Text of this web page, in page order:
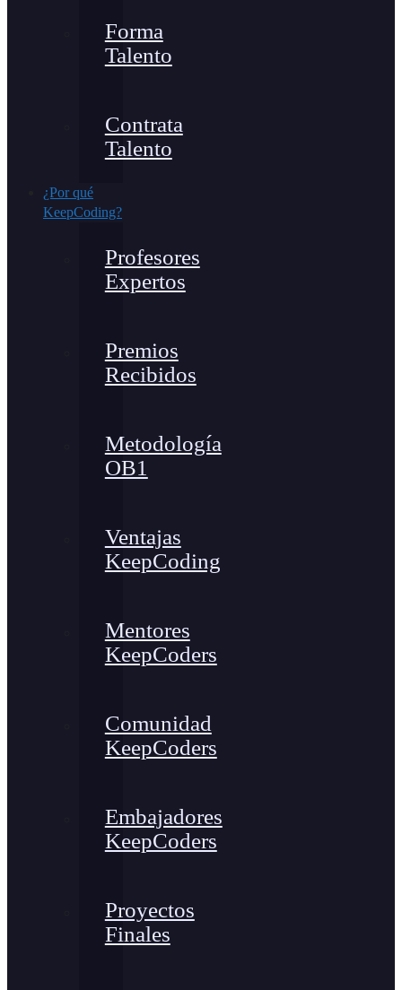
Forma
Talento
Contrata
Talento
¿Por qué
KeepCoding?
Profesores
Expertos
Premios
Recibidos
Metodología
OB1
Ventajas
KeepCoding
Mentores
KeepCoders
Comunidad
KeepCoders
Embajadores
KeepCoders
Proyectos
Finales